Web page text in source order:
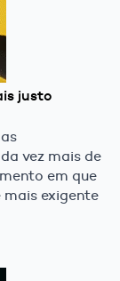
justo
vez mais de
em que
mais exigente